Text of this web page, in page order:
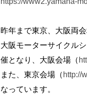
昨年まで東京、大阪両
大阪モーターサイクル
催となり、大阪会場（
また、東京会場（ http://
なっています。